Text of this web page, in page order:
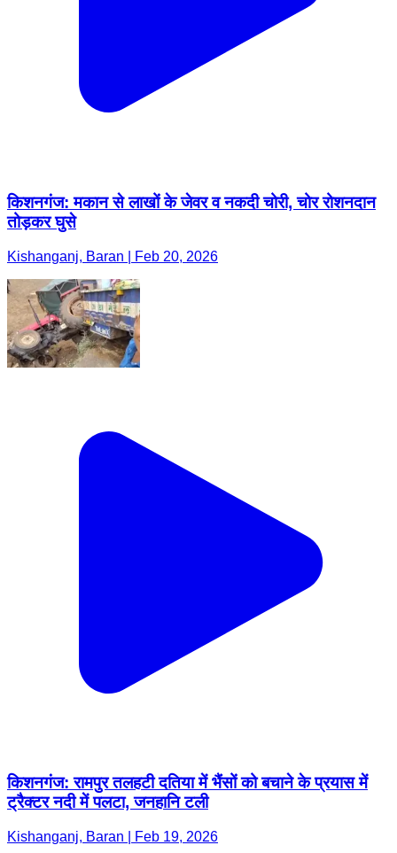
किशनगंज: मकान से लाखों के जेवर व नकदी चोरी, चोर रोशनदान
तोड़कर घुसे
Kishanganj, Baran | Feb 20, 2026
किशनगंज: रामपुर तलहटी दतिया में भैंसों को बचाने के प्रयास में
ट्रैक्टर नदी में पलटा, जनहानि टली
Kishanganj, Baran | Feb 19, 2026